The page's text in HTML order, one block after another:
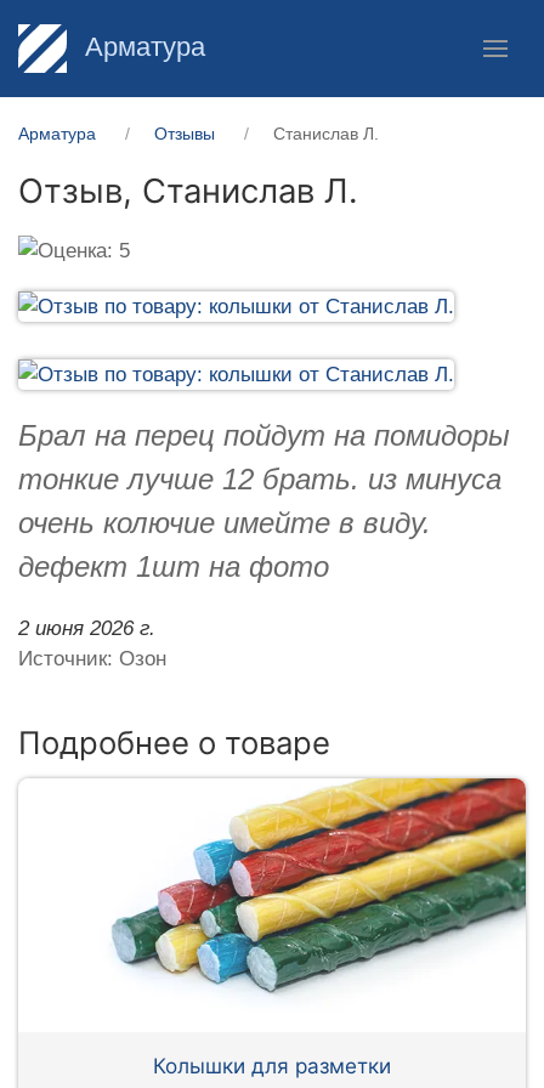
Арматура
Арматура Отзывы Станислав Л.
Отзыв, Станислав Л.
Брал на перец пойдут на помидоры
тонкие лучше 12 брать. из минуса
очень колючие имейте в виду.
дефект 1шт на фото
2 июня 2026 г.
Источник: Озон
Подробнее о товаре
Колышки для разметки